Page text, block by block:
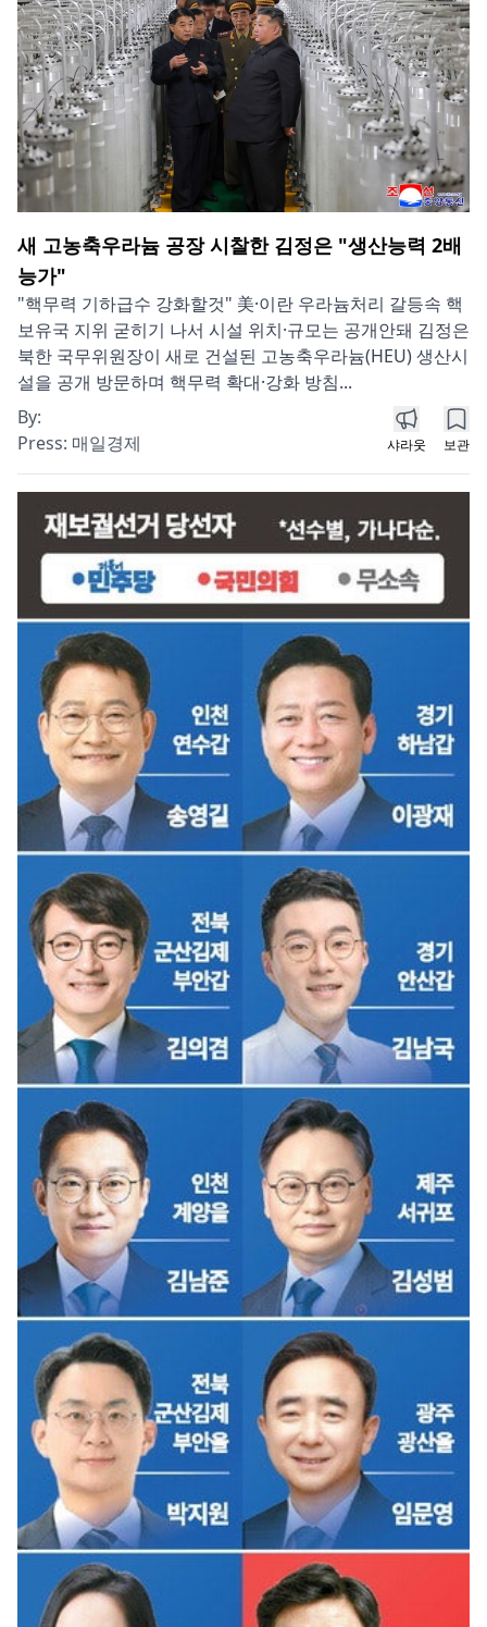
새 고농축우라늄 공장 시찰한 김정은 "생산능력 2배
능가"
"핵무력 기하급수 강화할것" 美·이란 우라늄처리 갈등속 핵
보유국 지위 굳히기 나서 시설 위치·규모는 공개안돼 김정은
북한 국무위원장이 새로 건설된 고농축우라늄(HEU) 생산시
설을 공개 방문하며 핵무력 확대·강화 방침...
By:
Press: 매일경제 샤라웃 보관